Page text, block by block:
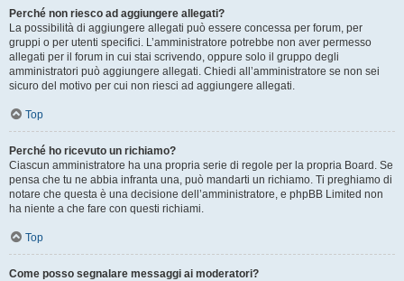
Perché non riesco ad aggiungere allegati?
La possibilità di aggiungere allegati può essere concessa per forum, per
gruppi o per utenti specifici. L’amministratore potrebbe non aver permesso
allegati per il forum in cui stai scrivendo, oppure solo il gruppo degli
amministratori può aggiungere allegati. Chiedi all’amministratore se non sei
sicuro del motivo per cui non riesci ad aggiungere allegati.
Top
Perché ho ricevuto un richiamo?
Ciascun amministratore ha una propria serie di regole per la propria Board. Se
pensa che tu ne abbia infranta una, può mandarti un richiamo. Ti preghiamo di
notare che questa è una decisione dell’amministratore, e phpBB Limited non
ha niente a che fare con questi richiami.
Top
Come posso segnalare messaggi ai moderatori?